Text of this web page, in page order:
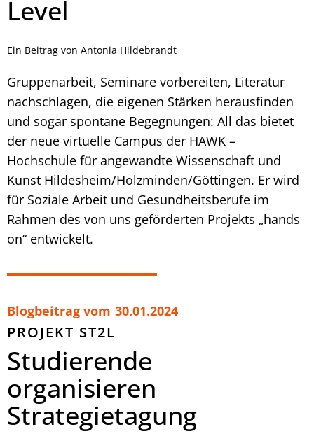
Level
Ein Beitrag von Antonia Hildebrandt
Gruppenarbeit, Seminare vorbereiten, Literatur
nachschlagen, die eigenen Stärken herausfinden
und sogar spontane Begegnungen: All das bietet
der neue virtuelle Campus der HAWK –
Hochschule für angewandte Wissenschaft und
Kunst Hildesheim/Holzminden/Göttingen. Er wird
für Soziale Arbeit und Gesundheitsberufe im
Rahmen des von uns geförderten Projekts „hands
on“ entwickelt.
Blogbeitrag vom 30.01.2024
PROJEKT ST2L
Studierende
organisieren
Strategietagung